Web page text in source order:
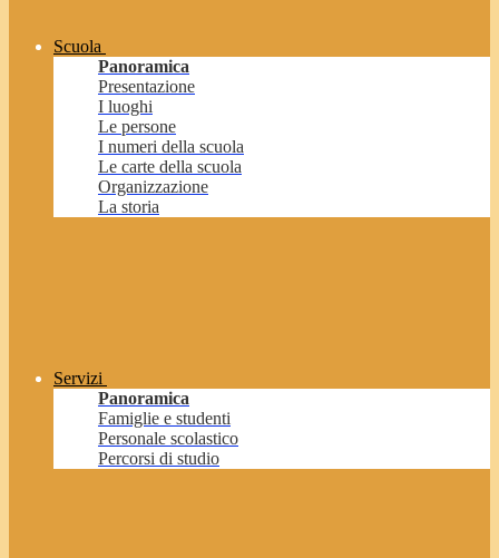
Scuola
Panoramica
Presentazione
I luoghi
Le persone
I numeri della scuola
Le carte della scuola
Organizzazione
La storia
Servizi
Panoramica
Famiglie e studenti
Personale scolastico
Percorsi di studio